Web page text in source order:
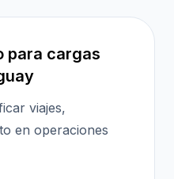
para cargas
viajes,
en operaciones